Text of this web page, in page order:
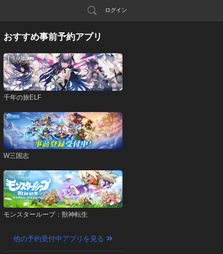
ログイン
おすすめ事前予約アプリ
千年の旅ELF
W三国志
モンスターループ：獣神転生
他の予約受付中アプリを見る